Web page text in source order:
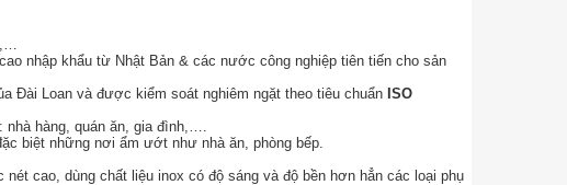
nhập khẩu từ Nhật Bản & các nước công nghiệp tiên tiến cho sản
Đài Loan và được kiểm soát nghiêm ngặt theo tiêu chuẩn ISO
nhà hàng, quán ăn, gia đình,….
biệt những nơi ẩm ướt như nhà ăn, phòng bếp.
cao, dùng chất liệu inox có độ sáng và độ bền hơn hẳn các loại phụ